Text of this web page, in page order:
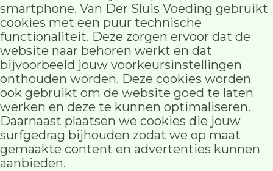
smartphone. Van Der Sluis Voeding gebruikt
cookies met een puur technische
functionaliteit. Deze zorgen ervoor dat de
website naar behoren werkt en dat
bijvoorbeeld jouw voorkeursinstellingen
onthouden worden. Deze cookies worden
ook gebruikt om de website goed te laten
werken en deze te kunnen optimaliseren.
Daarnaast plaatsen we cookies die jouw
surfgedrag bijhouden zodat we op maat
gemaakte content en advertenties kunnen
aanbieden.